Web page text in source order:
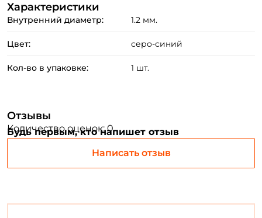
Характеристики
Внутренний диаметр: 1.2 мм.
Цвет: серо-синий
Кол-во в упаковке: 1 шт.
Отзывы
Количество оценок: 0
Будь первым, кто напишет отзыв
Написать отзыв
Создать аккаунт
Email: *